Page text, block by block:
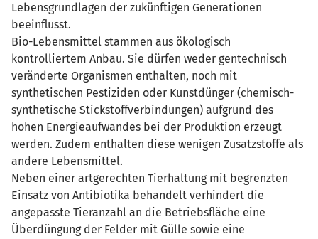
Lebensgrundlagen der zukünftigen Generationen
beeinflusst.
Bio-Lebensmittel stammen aus ökologisch
kontrolliertem Anbau. Sie dürfen weder gentechnisch
veränderte Organismen enthalten, noch mit
synthetischen Pestiziden oder Kunstdünger (chemisch-
synthetische Stickstoffverbindungen) aufgrund des
hohen Energieaufwandes bei der Produktion erzeugt
werden. Zudem enthalten diese wenigen Zusatzstoffe als
andere Lebensmittel.
Neben einer artgerechten Tierhaltung mit begrenzten
Einsatz von Antibiotika behandelt verhindert die
angepasste Tieranzahl an die Betriebsfläche eine
Überdüngung der Felder mit Gülle sowie eine